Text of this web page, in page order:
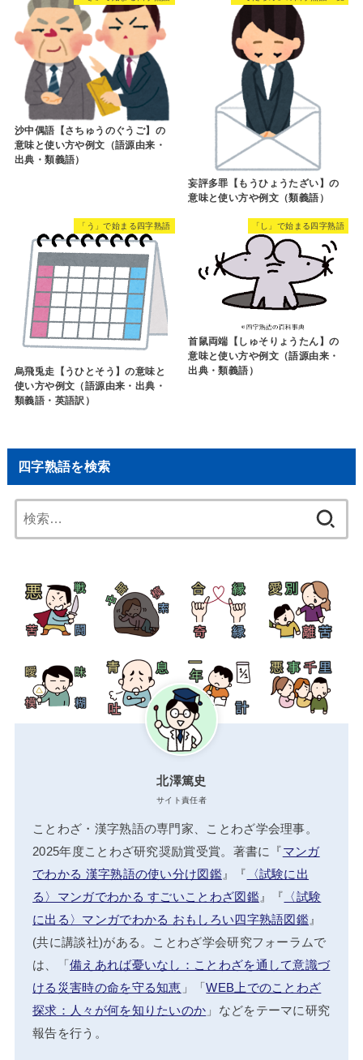
沙中偶語【さちゅうのぐうご】の
意味と使い方や例文（語源由来・
出典・類義語）
妄評多罪【もうひょうたざい】の
意味と使い方や例文（類義語）
「う」で始まる四字熟語
烏飛兎走【うひとそう】の意味と
使い方や例文（語源由来・出典・
類義語・英語訳）
「し」で始まる四字熟語
首鼠両端【しゅそりょうたん】の
意味と使い方や例文（語源由来・
出典・類義語）
四字熟語を検索
索:
北澤篤史
サイト責任者
ことわざ・漢字熟語の専門家、ことわざ学会理事。
2025年度ことわざ研究奨励賞受賞。著書に『マンガ
でわかる 漢字熟語の使い分け図鑑』『 〈試験に出
る〉マンガでわかる すごいことわざ図鑑』『 〈試験
に出る〉マンガでわかる おもしろい四字熟語図鑑 』
(共に講談社)がある。ことわざ学会研究フォーラムで
は、「備えあれば憂いなし：ことわざを通して意識づ
ける災害時の命を守る知恵 」「WEB上でのことわざ
探求：人々が何を知りたいのか 」などをテーマに研究
報告を行う。